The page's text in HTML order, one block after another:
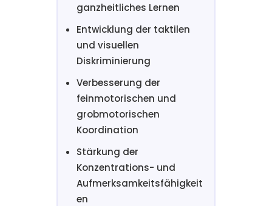
ganzheitliches Lernen
Entwicklung der taktilen
und visuellen
Diskriminierung
Verbesserung der
feinmotorischen und
grobmotorischen
Koordination
Stärkung der
Konzentrations- und
Aufmerksamkeitsfähigkeit
en